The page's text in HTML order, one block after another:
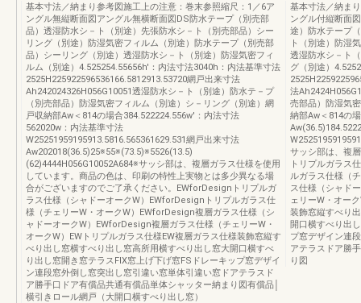
基本寸法／納まり参考図施工上の注意：巻末参照縮尺：1／6ア
ングル無縦断面図アングル無横断面図DS防水テープ（別売部
品）透湿防水シ－ト（別途）先張防水シ－ト（別売部品）シー
リング（別途）防湿気密フィルム（別途）防水テープ（別売部
品）シーリング（別途）透湿防水シ－ト（別途）防湿気密フィ
ルム（別途）4.525254.55656h'：内法寸法3040h：内法基準寸法
2525H225922596536166.5812913.53720網戸出来寸法
Ah242024326H056G10051透湿防水シ－ト（別途）防水テ－プ
（別売部品）防湿気密フィルム（別途）シ－リング（別途）網
戸収納部Aw＜814の場合384.522224.556w'：内法寸法
562020w：内法基準寸法
W25251959195913.5816.565361629.531網戸出来寸法
Aw202018(36.5)25※55※(73.5)※5526(13.5)
(62)4444H056G10052A684※サッシ部は、複層ガラス仕様を使用
しています。商品の色は、印刷の特性上実物とは多少異なる場
合がございますのでご了承ください。EWforDesignトリプルガ
ラス仕様（シャドーオークW）EWforDesignトリプルガラス仕
様（チェリーW・オークW）EWforDesign複層ガラス仕様（シ
ャドーオークW）EWforDesign複層ガラス仕様（チェリーW・
オークW）EWトリプルガラス仕様EW複層ガラス仕様装飾窓縦す
べり出し窓横すべり出し窓高所用横すべり出し窓大開口横すべ
り出し窓開き窓テラスFIX窓上げ下げ窓FSドレーキップ窓デザイ
ン連段窓外倒し窓突出し窓引違い窓単体引違い窓ドアテラスド
ア勝手口ドア有償品共通有償品単体シャッター納まり図有償品│
横引きロール網戸（大開口横すべり出し窓）
基本寸法／納ま
ングル付縦断面
途）防水テープ
ト（別途）防湿
透湿防水シ－ト
グ（別途）
法
売部品）防湿気
納部Aw＜814の
サッシ部は、複
トリプルガラス
ルガラス仕様（
ス仕様（シャド
ェリーW・オー
装飾窓縦すべり
開口横すべり出
プ窓デザイン連
アテラスドア勝
り図